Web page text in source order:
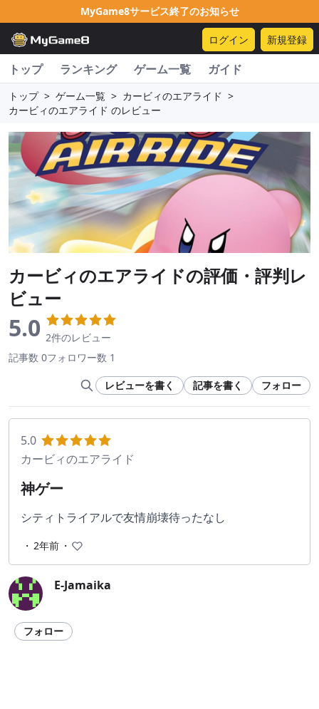
MyGame8サービス終了のお知らせ
ログイン 新規登録
トップ ランキング ゲーム一覧 ガイド
トップ > ゲーム一覧 > カービィのエアライド >
カービィのエアライド のレビュー
カービィのエアライドの評価・評判レ
ビュー
5.0 2件のレビュー
記事数 0フォロワー数 1
レビューを書く 記事を書く フォロー
5.0
カービィのエアライド
神ゲー
シティトライアルで友情崩壊待ったなし
・ 2年前 ・
E-Jamaika
フォロー